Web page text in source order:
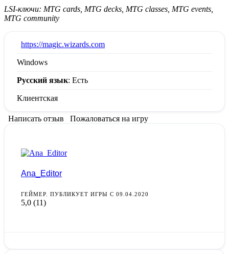
LSI-ключи: MTG cards, MTG decks, MTG classes, MTG events,
MTG community
https://magic.wizards.com
Windows
Русский язык: Есть
Клиентская
Написать отзыв Пожаловаться на игру
Ana_Editor
ГЕЙМЕР. ПУБЛИКУЕТ ИГРЫ С 09.04.2020
5,0 (11)